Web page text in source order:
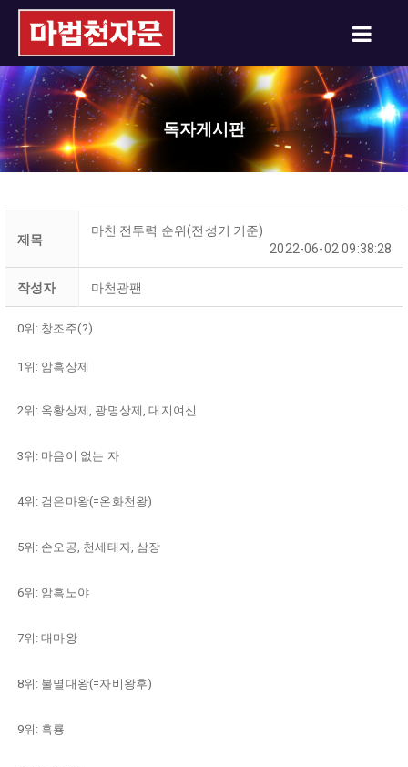
독자게시판
제목
마천 전투력 순위(전성기 기준)
2022-06-02 09:38:28
작성자 마천광팬
0위: 창조주(?)
1위: 암흑상제
2위: 옥황상제, 광명상제, 대지여신
3위: 마음이 없는 자
4위: 검은마왕(=온화천왕)
5위: 손오공, 천세태자, 삼장
6위: 암흑노야
7위: 대마왕
8위: 불멸대왕(=자비왕후)
9위: 흑룡